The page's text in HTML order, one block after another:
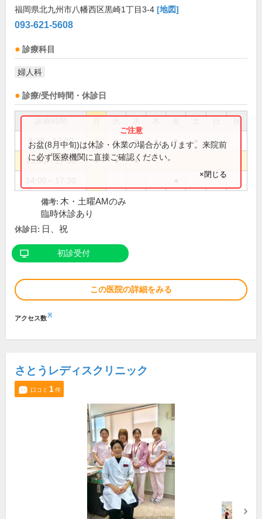
福岡県北九州市八幡西区黒崎1丁目3-4 [地図]
093-621-5608
診療科目
婦人科
診療/受付時間・休診日
祝
8:30～12:30 ● ● ● ● ●
13:30～17:30 ● ● ●
お盆(8月中旬)は休診・休業の場合があります。来院前
に必ず医療機関に直接ご確認ください。
×閉じる
備考: 木・土曜AMのみ
臨時休診あり
休診日: 日、祝
初診受付
この医院の詳細をみる
アクセス数※
さとうレディスクリニック
口コミ 1件